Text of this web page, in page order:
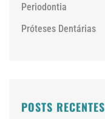
Periodontia
Próteses Dentárias
POSTS RECENTES